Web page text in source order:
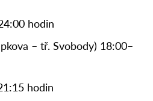
hodin
– tř. Svobody) 18:00–
hodin